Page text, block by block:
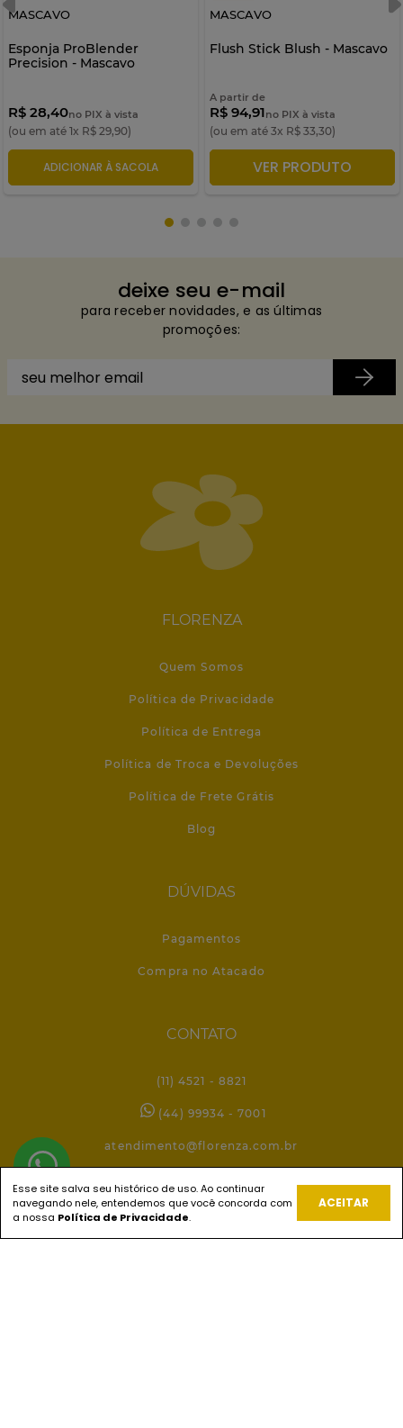
MASCAVO
Esponja ProBlender
Precision - Mascavo
R$ 28,40no PIX à vista
(ou em até 1x R$ 29,90)
ADICIONAR À SACOLA
MASCAVO
Flush Stick Blush - Mascavo
A partir de
R$ 94,91no PIX à vista
(ou em até 3x R$ 33,30)
ADICIONAR À SACOLA
VER PRODUTO
deixe seu e-mail
para receber novidades, e as últimas
promoções:
FLORENZA
Quem Somos
Política de Privacidade
Política de Entrega
Política de Troca e Devoluções
Política de Frete Grátis
Blog
DÚVIDAS
Pagamentos
Compra no Atacado
CONTATO
(11) 4521 - 8821
(44) 99934 - 7001
atendimento@florenza.com.br
REDES SOCIAIS
Esse site salva seu histórico de uso. Ao continuar
navegando nele, entendemos que você concorda com
a nossa Política de Privacidade.
ACEITAR